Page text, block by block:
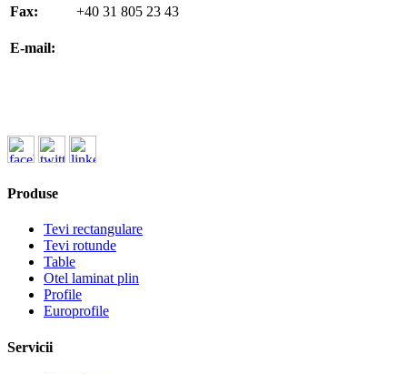
Fax:
+40 31 805 23 43
E-mail:
Produse
Tevi rectangulare
Tevi rotunde
Table
Otel laminat plin
Profile
Europrofile
Servicii